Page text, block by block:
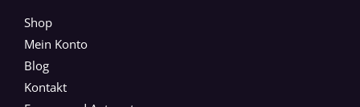
Shop
Mein Konto
Blog
Kontakt